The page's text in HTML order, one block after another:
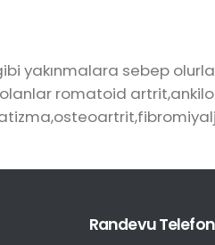
yakınmalara sebep
olanlar romatoid
Randevu Telefon